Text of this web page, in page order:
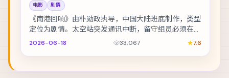
电影 剧情
《南港回响》由朴勋政执导，中国大陆班底制作，类型
定位为剧情。太空站突发通讯中断，留守组员必须在补
给耗尽前自救。主演包括古天乐、孔刘、绫野刚 等，...
2026-06-18 33,067 7.6